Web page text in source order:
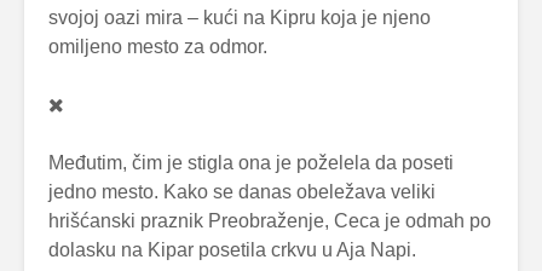
svojoj oazi mira – kući na Kipru koja je njeno
omiljeno mesto za odmor.
Međutim, čim je stigla ona je poželela da poseti
jedno mesto. Kako se danas obeležava veliki
hrišćanski praznik Preobraženje, Ceca je odmah po
dolasku na Kipar posetila crkvu u Aja Napi.